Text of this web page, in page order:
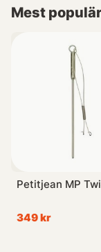
Välj gärna en lite
klippa i grövre
Andra verktyg
underlätta din
Mest
Petitjean MP
349 kr